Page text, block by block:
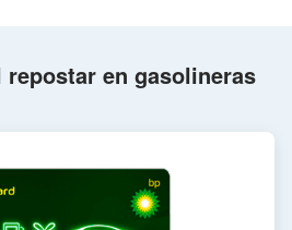
repostar en gasolineras